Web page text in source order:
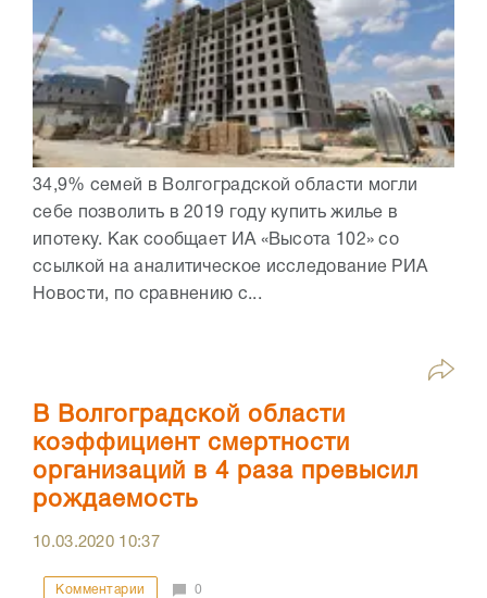
34,9% семей в Волгоградской области могли
себе позволить в 2019 году купить жилье в
ипотеку. Как сообщает ИА «Высота 102» со
ссылкой на аналитическое исследование РИА
Новости, по сравнению с...
В Волгоградской области
коэффициент смертности
организаций в 4 раза превысил
рождаемость
10.03.2020 10:37
Комментарии 0